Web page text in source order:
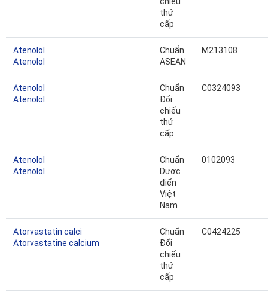
thứ
cấp
Atenolol
Atenolol
Chuẩn
ASEAN
M213108
Atenolol
Atenolol
Chuẩn
Đối
chiếu
thứ
cấp
C0324093
Atenolol
Atenolol
Chuẩn
Dược
điển
Việt
Nam
0102093
Atorvastatin calci
Atorvastatine calcium
Chuẩn
Đối
chiếu
thứ
cấp
C0424225